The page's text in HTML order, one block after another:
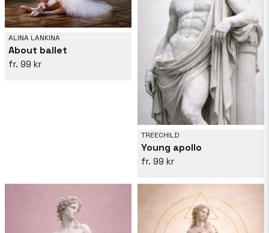
ALINA LANKINA
About ballet
99 kr
TREECHILD
Young apollo
99 kr